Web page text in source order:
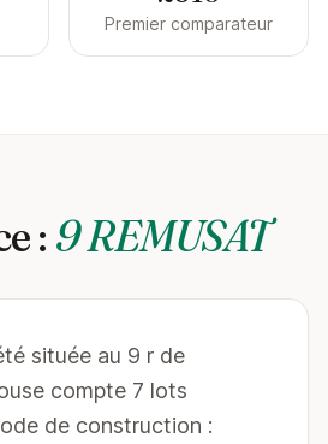
Premier comparateur
: 9 REMUSAT
située au 9 r de
compte 7 lots
de construction :